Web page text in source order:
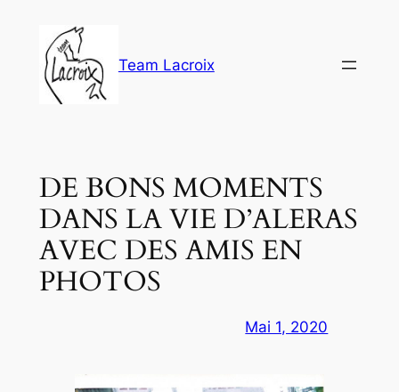
contenu
Team Lacroix
DE BONS MOMENTS
DANS LA VIE D’ALERAS
AVEC DES AMIS EN
PHOTOS
Mai 1, 2020